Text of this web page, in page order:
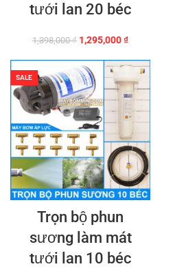
tưới lan 20 béc
1,398,000₫ Giá
là:
1,398,000 ₫.
1,295,000₫Giá
tại
là:
1,295,000 ₫.
SALE
Trọn bộ phun
sương làm mát
tưới lan 10 béc